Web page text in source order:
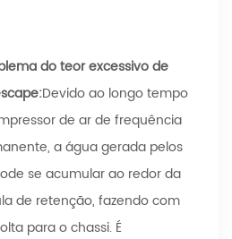
do teor excessivo de
Devido ao longo tempo
de ar de frequência
a água gerada pelos
se acumular ao redor da
de retenção, fazendo com
para o chassi. É